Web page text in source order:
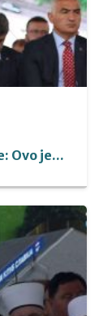
Ovo je...